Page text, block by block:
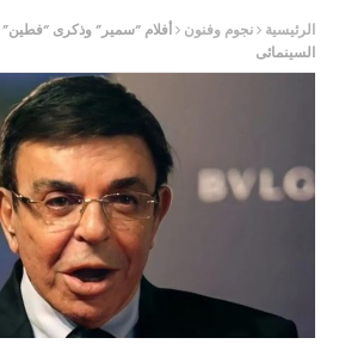
الرئيسية نجوم وفنون أفلام “سمير” وذكرى “فطين”
السينمائى